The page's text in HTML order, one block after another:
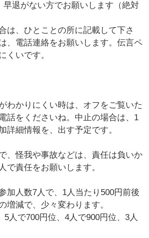
早退がない方でお願いします（絶対
は、ひとことの所に記載して下さ
、電話連絡をお願いします。伝言ペ
くいです。
わかりにくい時は、オフをご覧いた
話をくださいね。中止の場合は、1
詳細情報を、出す予定です。
、怪我や事故などは、責任は負いか
で責任をお願いします。
加人数7人で、1人当たり500円前後
増減で、少々変わります。
5人で700円位、4人で900円位、3人